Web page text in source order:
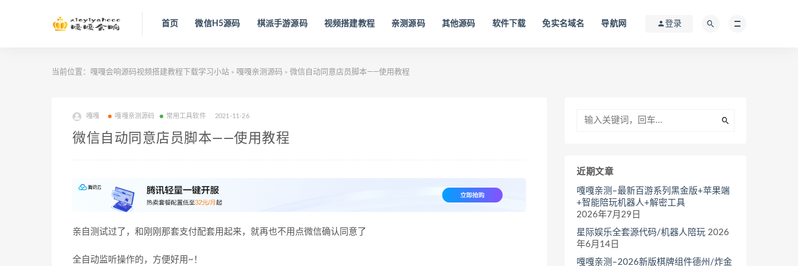
首页 微信H5源码 棋派手游源码 视频搭建教程 亲测源码 其他源码 软件下载 免实名域名 导航网 登录
当前位置： 嘎嘎会响源码视频搭建教程下载学习小站 > 嘎嘎亲测源码 > 微信自动同意店员脚本——使用教程
嘎嘎 嘎嘎亲测源码 常用工具软件 2021-11-26
微信自动同意店员脚本——使用教程
亲自测试过了，和刚刚那套支付配套用起来，就再也不用点微信确认同意了
全自动监听操作的，方便好用~！
近期文章
嘎嘎亲测–最新百游系列黑金版+苹果端
+智能陪玩机器人+解密工具
2026年7月29日
星际娱乐全套源代码/机器人陪玩 2026
年6月14日
嘎嘎亲测–2026新版棋牌组件德州/炸金